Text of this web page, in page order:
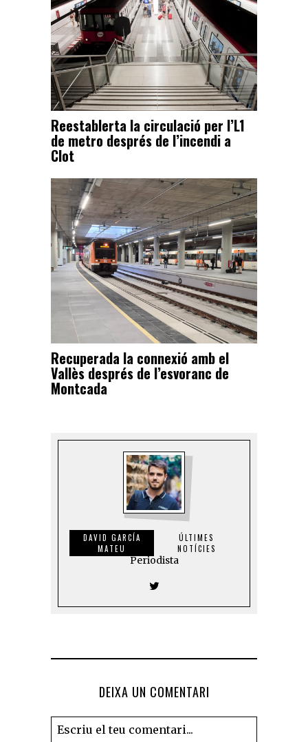
Reestablerta la circulació per l’L1
de metro després de l’incendi a
Clot
Recuperada la connexió amb el
Vallès després de l’esvoranc de
Montcada
DAVID GARCÍA
MATEU
ÚLTIMES
NOTÍCIES
Periodista
DEIXA UN COMENTARI